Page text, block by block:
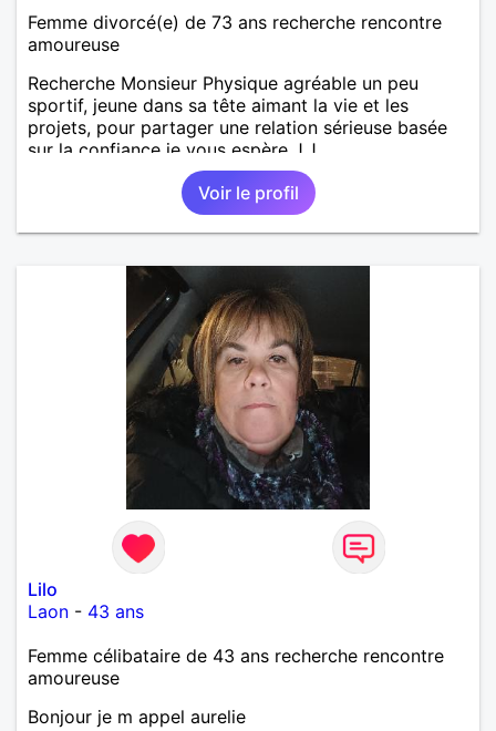
Femme divorcé(e) de 73 ans recherche rencontre
amoureuse
Recherche Monsieur Physique agréable un peu
sportif, jeune dans sa tête aimant la vie et les
projets, pour partager une relation sérieuse basée
sur la confiance je vous espère J.J
Voir le profil
Lilo
Laon - 43 ans
Femme célibataire de 43 ans recherche rencontre
amoureuse
Bonjour je m appel aurelie